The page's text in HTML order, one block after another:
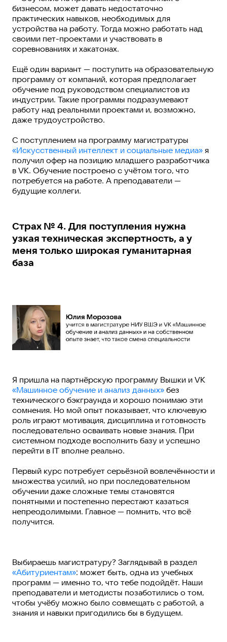
бизнесом, может давать недостаточно
практических навыков, необходимых для
устройства на работу. Тогда можно работать над
своими пет-проектами и участвовать в
соревнованиях и хакатонах.
Ещё один вариант — поступить на образовательную
программу от компаний, которая предполагает
обучение под руководством специалистов из
индустрии. Такие программы подразумевают
работу над реальными проектами и, возможно,
даже трудоустройство.
С поступлением на программу магистратуры
«Искусственный интеллект и социальные медиа» я
получил офер на позицию младшего разработчика
в VK. Обучение построено с учётом того, что
потребуется на работе. А преподаватели —
будущие коллеги.
Страх № 4. Для поступления нужна
узкая техническая экспертность, а у
меня только широкая гуманитарная
база
Я пришла на партнёрскую программу Вышки и VK
«Машинное обучение и анализ данных» без
технического бэкграунда и хорошо понимаю эти
сомнения. Но мой опыт показывает, что ключевую
роль играют мотивация, дисциплина и готовность
последовательно осваивать новые знания. При
системном подходе восполнить базу и успешно
перейти в IT вполне реально.
Первый курс потребует серьёзной вовлечённости и
множества усилий, но при последовательном
обучении даже сложные темы становятся
понятными и постепенно перестают казаться
непреодолимыми. Главное — помнить, что всё
получится.
Выбираешь магистратуру? Заглядывай в раздел
«Абитуриентам»: может быть, одна из учебных
программ — именно то, что тебе подойдёт. Наши
преподаватели и методисты позаботились о том,
чтобы учёбу можно было совмещать с работой, а
знания и навыки пригодились бы в будущем.